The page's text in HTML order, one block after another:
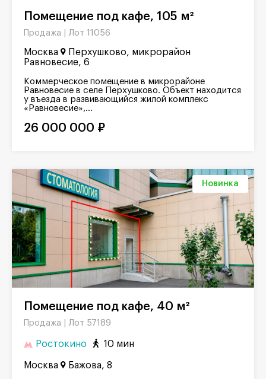
Помещение под кафе, 105 м²
Продажа | Лот 11056
Москва
Перхушково, микрорайон
Равновесие, 6
Коммерческое помещение в микрорайоне
Равновесие в селе Перхушково. Объект находится
у въезда в развивающийся жилой комплекс
«Равновесие»,...
26 000 000 ₽
Новинка
Помещение под кафе, 40 м²
Продажа | Лот 57189
Ростокино 10 мин
Москва Бажова, 8